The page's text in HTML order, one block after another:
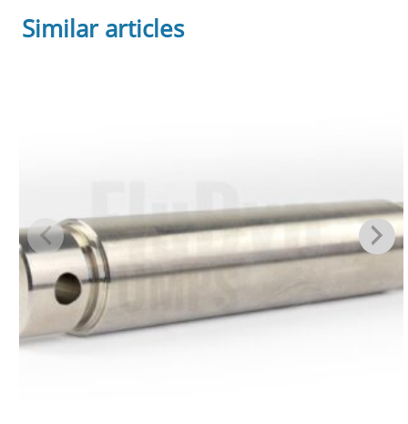
Similar articles